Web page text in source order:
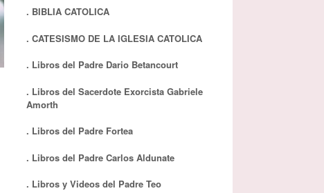
. BIBLIA CATOLICA
. CATESISMO DE LA IGLESIA CATOLICA
. Libros del Padre Dario Betancourt
. Libros del Sacerdote Exorcista Gabriele
Amorth
. Libros del Padre Fortea
. Libros del Padre Carlos Aldunate
. Libros y Videos del Padre Teo